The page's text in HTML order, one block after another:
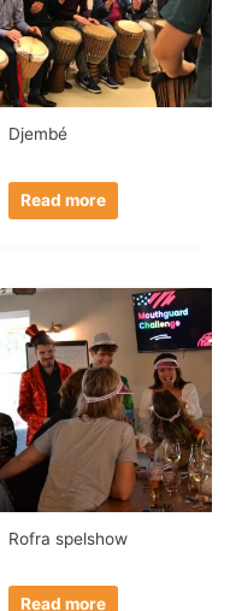
Djembé
Read more
Rofra spelshow
Read more